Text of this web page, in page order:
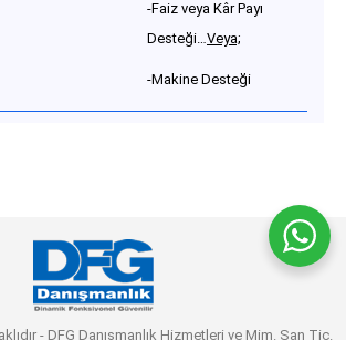
-Faiz veya Kâr Payı
Desteği…Veya;
-Makine Desteği
- DFG Danışmanlık Hizmetleri ve Mim. San Tic.